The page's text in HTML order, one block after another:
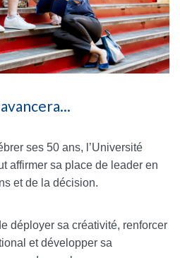
ses 50 ans, l’Université
affirmer sa place de leader en
et de la décision.
déployer sa créativité, renforcer
et développer sa